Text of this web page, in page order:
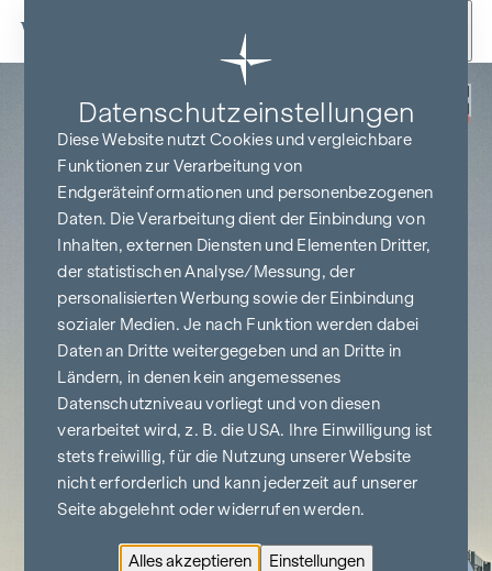
Zum Inhalt springen
PROVISIONSFREI
BIS BAUBEGINN
Datenschutz­einstellungen
Diese Website nutzt Cookies und vergleichbare
Funktionen zur Verarbeitung von
Endgeräteinformationen und personenbezogenen
Daten. Die Verarbeitung dient der Einbindung von
Inhalten, externen Diensten und Elementen Dritter,
der statistischen Analyse/Messung, der
personalisierten Werbung sowie der Einbindung
sozialer Medien. Je nach Funktion werden dabei
Daten an Dritte weitergegeben und an Dritte in
Ländern, in denen kein angemessenes
Datenschutzniveau vorliegt und von diesen
verarbeitet wird, z. B. die USA. Ihre Einwilligung ist
stets freiwillig, für die Nutzung unserer Website
nicht erforderlich und kann jederzeit auf unserer
Seite abgelehnt oder widerrufen werden.
Alles akzeptieren
Einstellungen